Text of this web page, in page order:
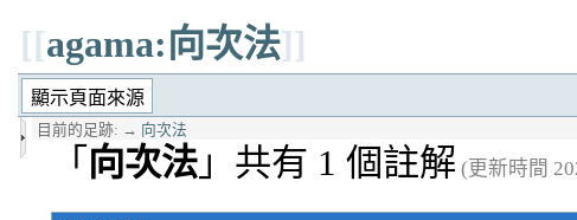
[[agama:向次法]]
目前的足跡: → 向次法
「 向次法 」共有 1 個註解 (更新時間